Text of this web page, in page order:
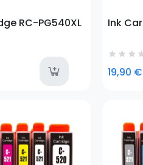
RC-PG540XL Ink
19,90 €